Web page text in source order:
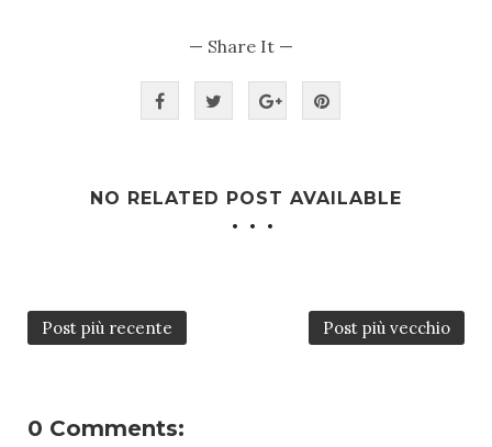
— Share It —
NO RELATED POST AVAILABLE
Post più recente Post più vecchio
0 Comments: